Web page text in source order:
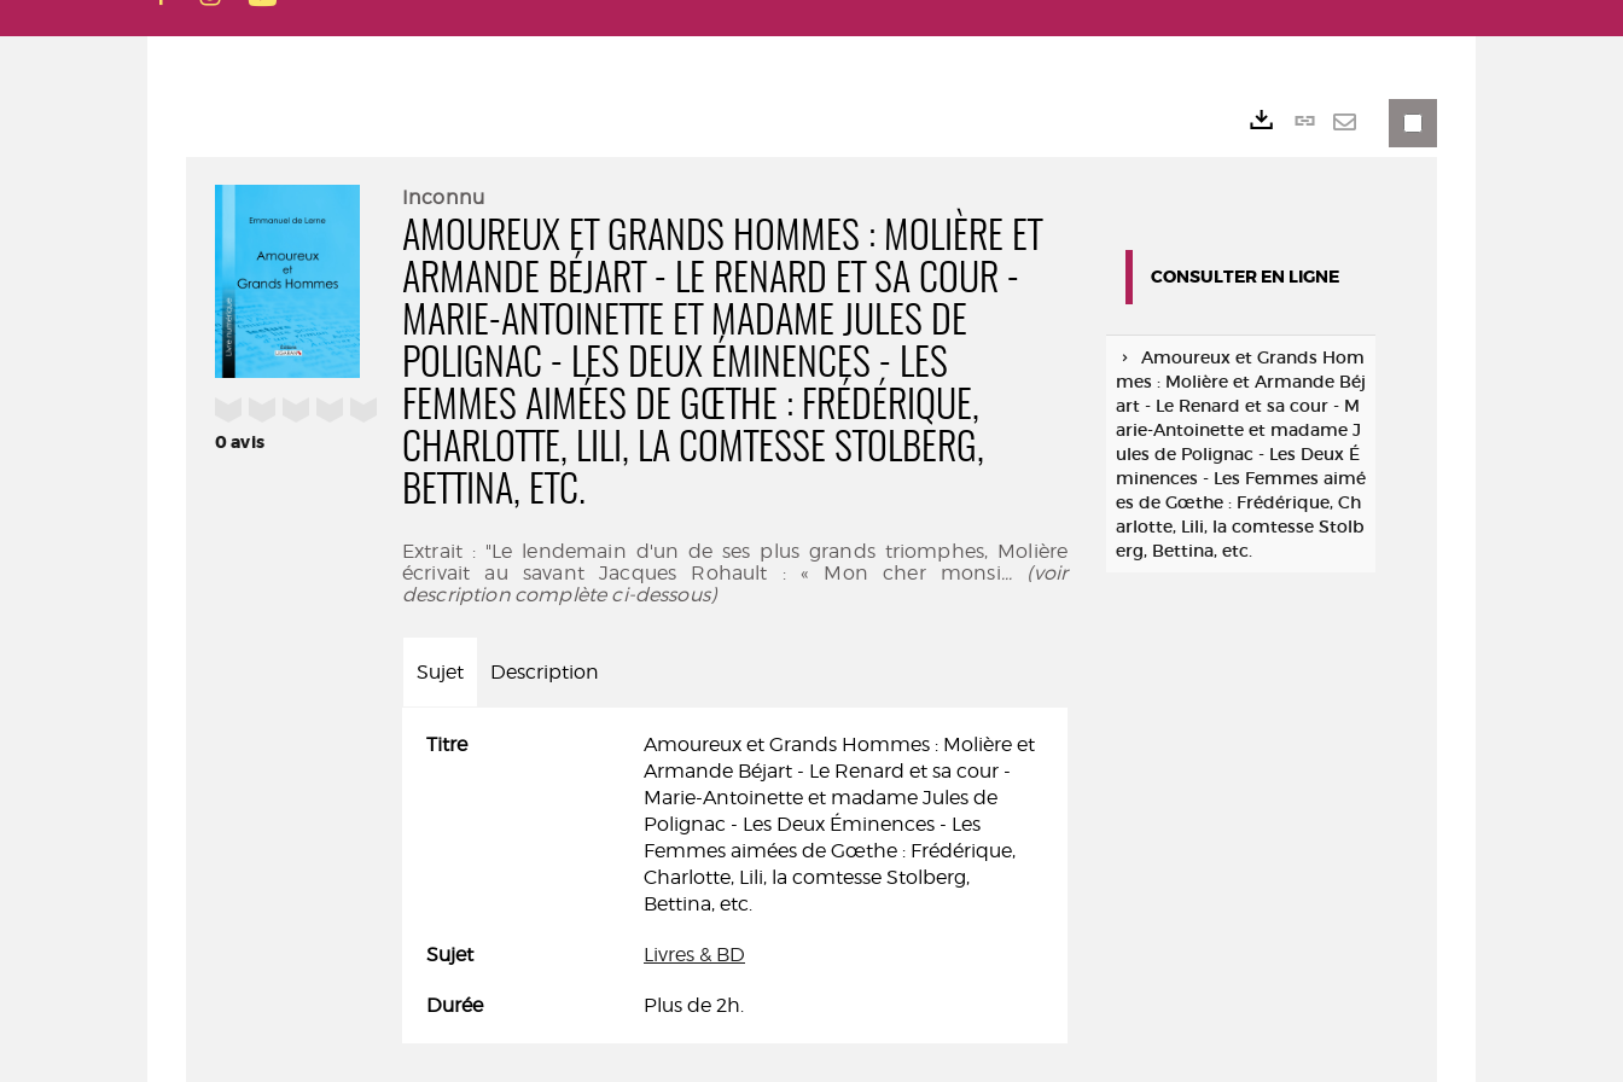
0avis
Inconnu
AMOUREUX ET GRANDS HOMMES : MOLIÈRE ET
ARMANDE BÉJART - LE RENARD ET SA COUR -
MARIE-ANTOINETTE ET MADAME JULES DE
POLIGNAC - LES DEUX ÉMINENCES - LES
FEMMES AIMÉES DE GŒTHE : FRÉDÉRIQUE,
CHARLOTTE, LILI, LA COMTESSE STOLBERG,
BETTINA, ETC.
Extrait : "Le lendemain d'un de ses plus grands triomphes, Molière
écrivait au savant Jacques Rohault : « Mon cher monsi... (voir
description complète ci-dessous)
Sujet Description
Titre
Amoureux et Grands Hommes : Molière et
Armande Béjart - Le Renard et sa cour -
Marie-Antoinette et madame Jules de
Polignac - Les Deux Éminences - Les
Femmes aimées de Gœthe : Frédérique,
Charlotte, Lili, la comtesse Stolberg,
Bettina, etc.
Sujet Livres & BD
Durée Plus de 2h.
Lien
CONSULTER EN LIGNE
Amoureux et Grands Hom
mes : Molière et Armande Béj
art - Le Renard et sa cour - M
arie-Antoinette et madame J
ules de Polignac - Les Deux É
minences - Les Femmes aimé
es de Gœthe : Frédérique, Ch
arlotte, Lili, la comtesse Stolb
erg, Bettina, etc.